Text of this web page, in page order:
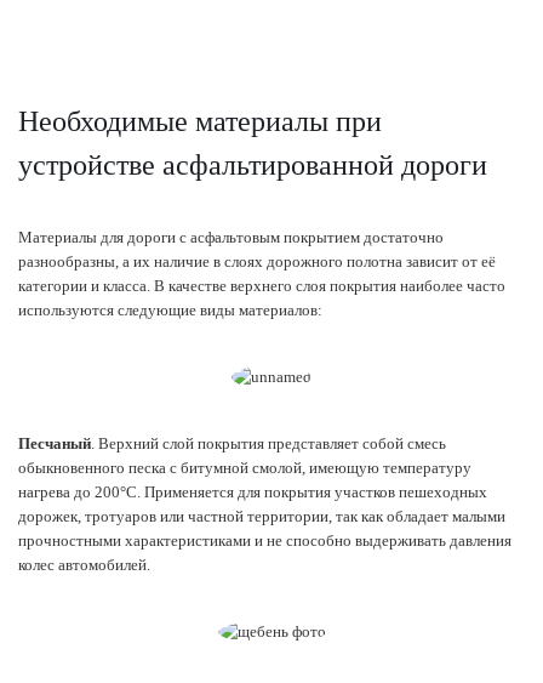
Необходимые материалы при
устройстве асфальтированной дороги
Материалы для дороги с асфальтовым покрытием достаточно
разнообразны, а их наличие в слоях дорожного полотна зависит от её
категории и класса. В качестве верхнего слоя покрытия наиболее часто
используются следующие виды материалов:
Песчаный . Верхний слой покрытия представляет собой смесь
обыкновенного песка с битумной смолой, имеющую температуру
нагрева до 200°С. Применяется для покрытия участков пешеходных
дорожек, тротуаров или частной территории, так как обладает малыми
прочностными характеристиками и не способно выдерживать давления
колес автомобилей.